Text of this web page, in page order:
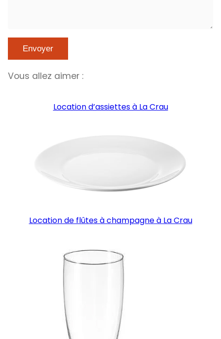
Vous allez aimer :
Location d’assiettes à La Crau
Location de flûtes à champagne à La Crau